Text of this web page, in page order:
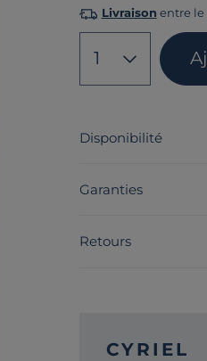
Livraison entre le
1
Disponibilité
Garanties
Retours
CYRIEL